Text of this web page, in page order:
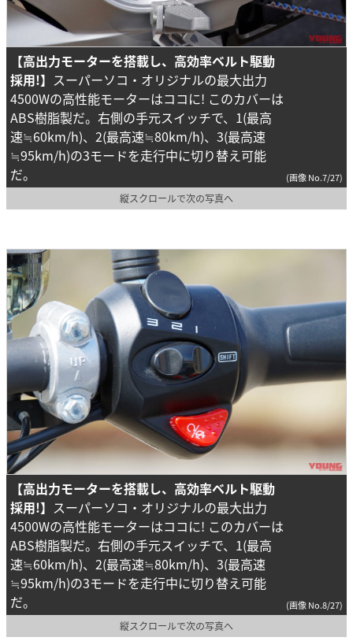
【高出力モーターを搭載し、高効率ベルト駆動
採用!】 スーパーソコ・オリジナルの最大出力
4500Wの高性能モーターはココに! このカバーは
ABS樹脂製だ。右側の手元スイッチで、1(最高
速≒60km/h)、2(最高速≒80km/h)、3(最高速
≒95km/h)の3モードを走行中に切り替え可能
だ。
(画像 No.7/27)
縦スクロールで次の写真へ
【高出力モーターを搭載し、高効率ベルト駆動
採用!】 スーパーソコ・オリジナルの最大出力
4500Wの高性能モーターはココに! このカバーは
ABS樹脂製だ。右側の手元スイッチで、1(最高
速≒60km/h)、2(最高速≒80km/h)、3(最高速
≒95km/h)の3モードを走行中に切り替え可能
だ。
(画像 No.8/27)
縦スクロールで次の写真へ